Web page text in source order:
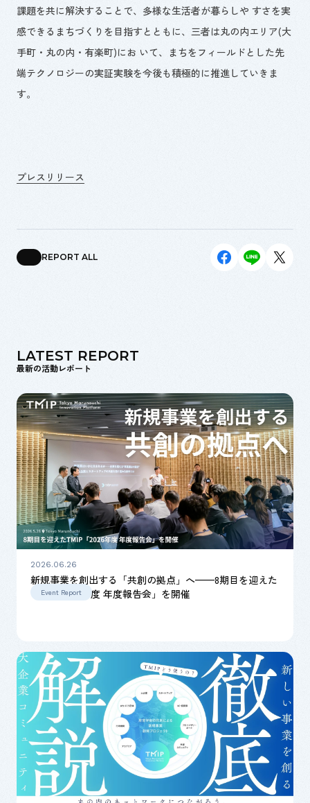
課題を共に解決することで、多様な生活者が暮らしや すさを実
感できるまちづくりを目指すとともに、三者は丸の内エリア(大
手町・丸の内・有楽町)にお いて、まちをフィールドとした先
端テクノロジーの実証実験を今後も積極的に推進していきま
す。
プレスリリース
REPORT ALL
LATEST REPORT
最新の活動レポート
2026.06.26
新規事業を創出する「共創の拠点」へ——8期目を迎えた
TMIP「2026年度 年度報告会」を開催
Event Report